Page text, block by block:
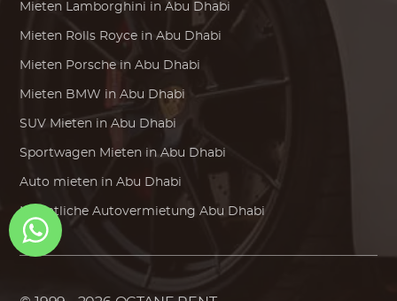
Mieten Lamborghini in Abu Dhabi
Mieten Rolls Royce in Abu Dhabi
Mieten Porsche in Abu Dhabi
Mieten BMW in Abu Dhabi
SUV Mieten in Abu Dhabi
Sportwagen Mieten in Abu Dhabi
Auto mieten in Abu Dhabi
Monatliche Autovermietung Abu Dhabi